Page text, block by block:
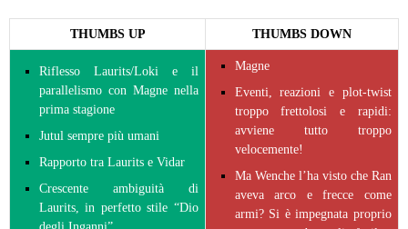
THUMBS UP THUMBS DOWN
Riflesso Laurits/Loki e il
parallelismo con Magne nella
prima stagione
Jutul sempre più umani
Rapporto tra Laurits e Vidar
Crescente ambiguità di
Laurits, in perfetto stile “Dio
Magne
Eventi, reazioni e plot-twist
troppo frettolosi e rapidi:
avviene tutto troppo
velocemente!
Ma Wenche l’ha visto che Ran
aveva arco e frecce come
armi? Si è impegnata proprio